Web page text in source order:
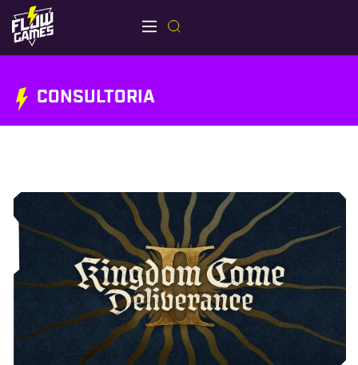
CONSULTORIA